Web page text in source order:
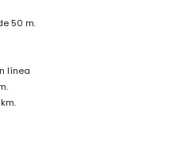
Valencia (a más de 100
a menos de 3 kilómetros
alojamiento dispone de ascensor.
para familias con niños
en el precio del alquiler del
50 m.
línea